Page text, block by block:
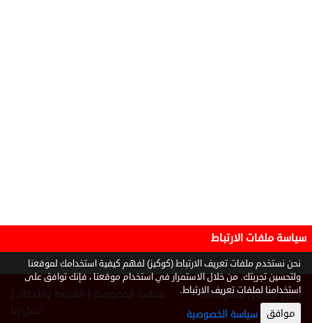
جميع الحقوق محفوظة ©
2026
سياسة الخصوصية الشروط والأحكام
اتصل بنا
سياسة ملفات الارتباط
نحن نستخدم ملفات تعريف الارتباط (كوكيز) لفهم كيفية استخدامك لموقعنا
ولتحسين تجربتك. من خلال الاستمرار في استخدام موقعنا ، فإنك توافق على
استخدامنا لملفات تعريف الارتباط.
موافق سياسة الخصوصية